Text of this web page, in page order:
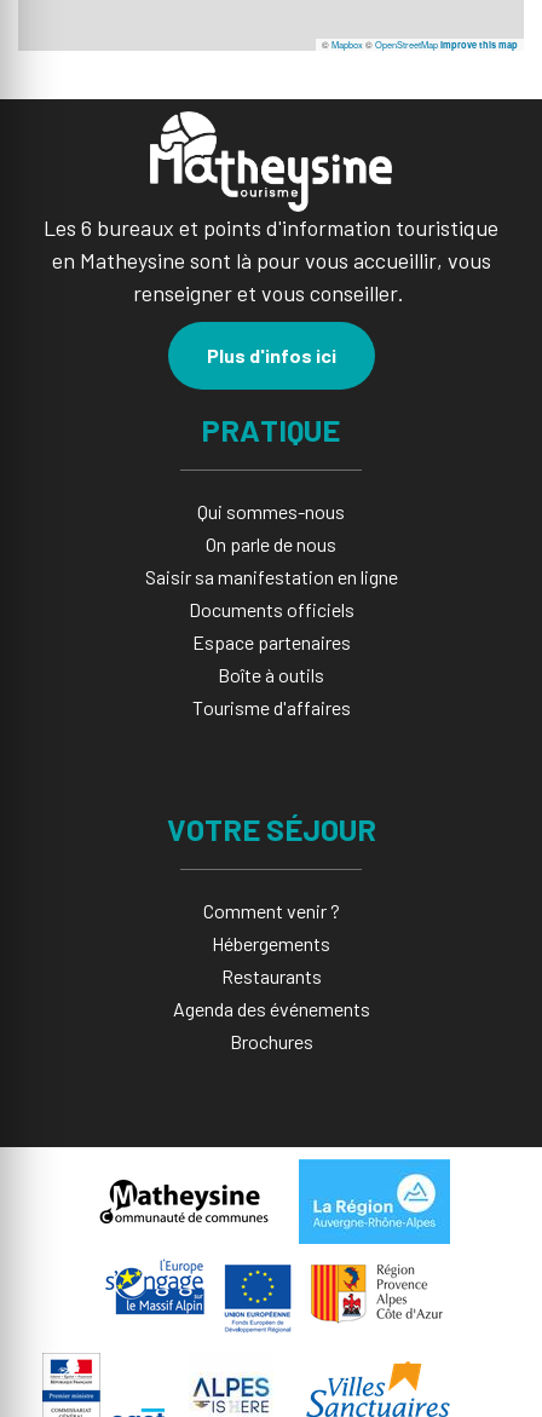
©Mapbox©OpenStreetMap Improve this map
Les 6 bureaux et points d'information touristique
en Matheysine sont là pour vous accueillir, vous
renseigner et vous conseiller.
Plus d'infos ici
PRATIQUE
Qui sommes-nous
On parle de nous
Saisir sa manifestation en ligne​
Documents officiels
Espace partenaires
Boîte à outils
Tourisme d'affaires
VOTRE SÉJOUR
Comment venir ?
Hébergements
Restaurants
Agenda des événements
Brochures